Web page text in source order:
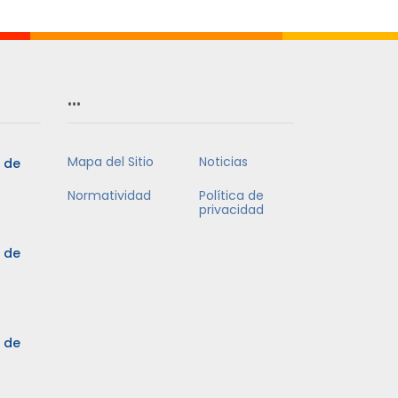
de
de
de
…
Mapa del Sitio
Noticias
Normatividad
Política de
privacidad